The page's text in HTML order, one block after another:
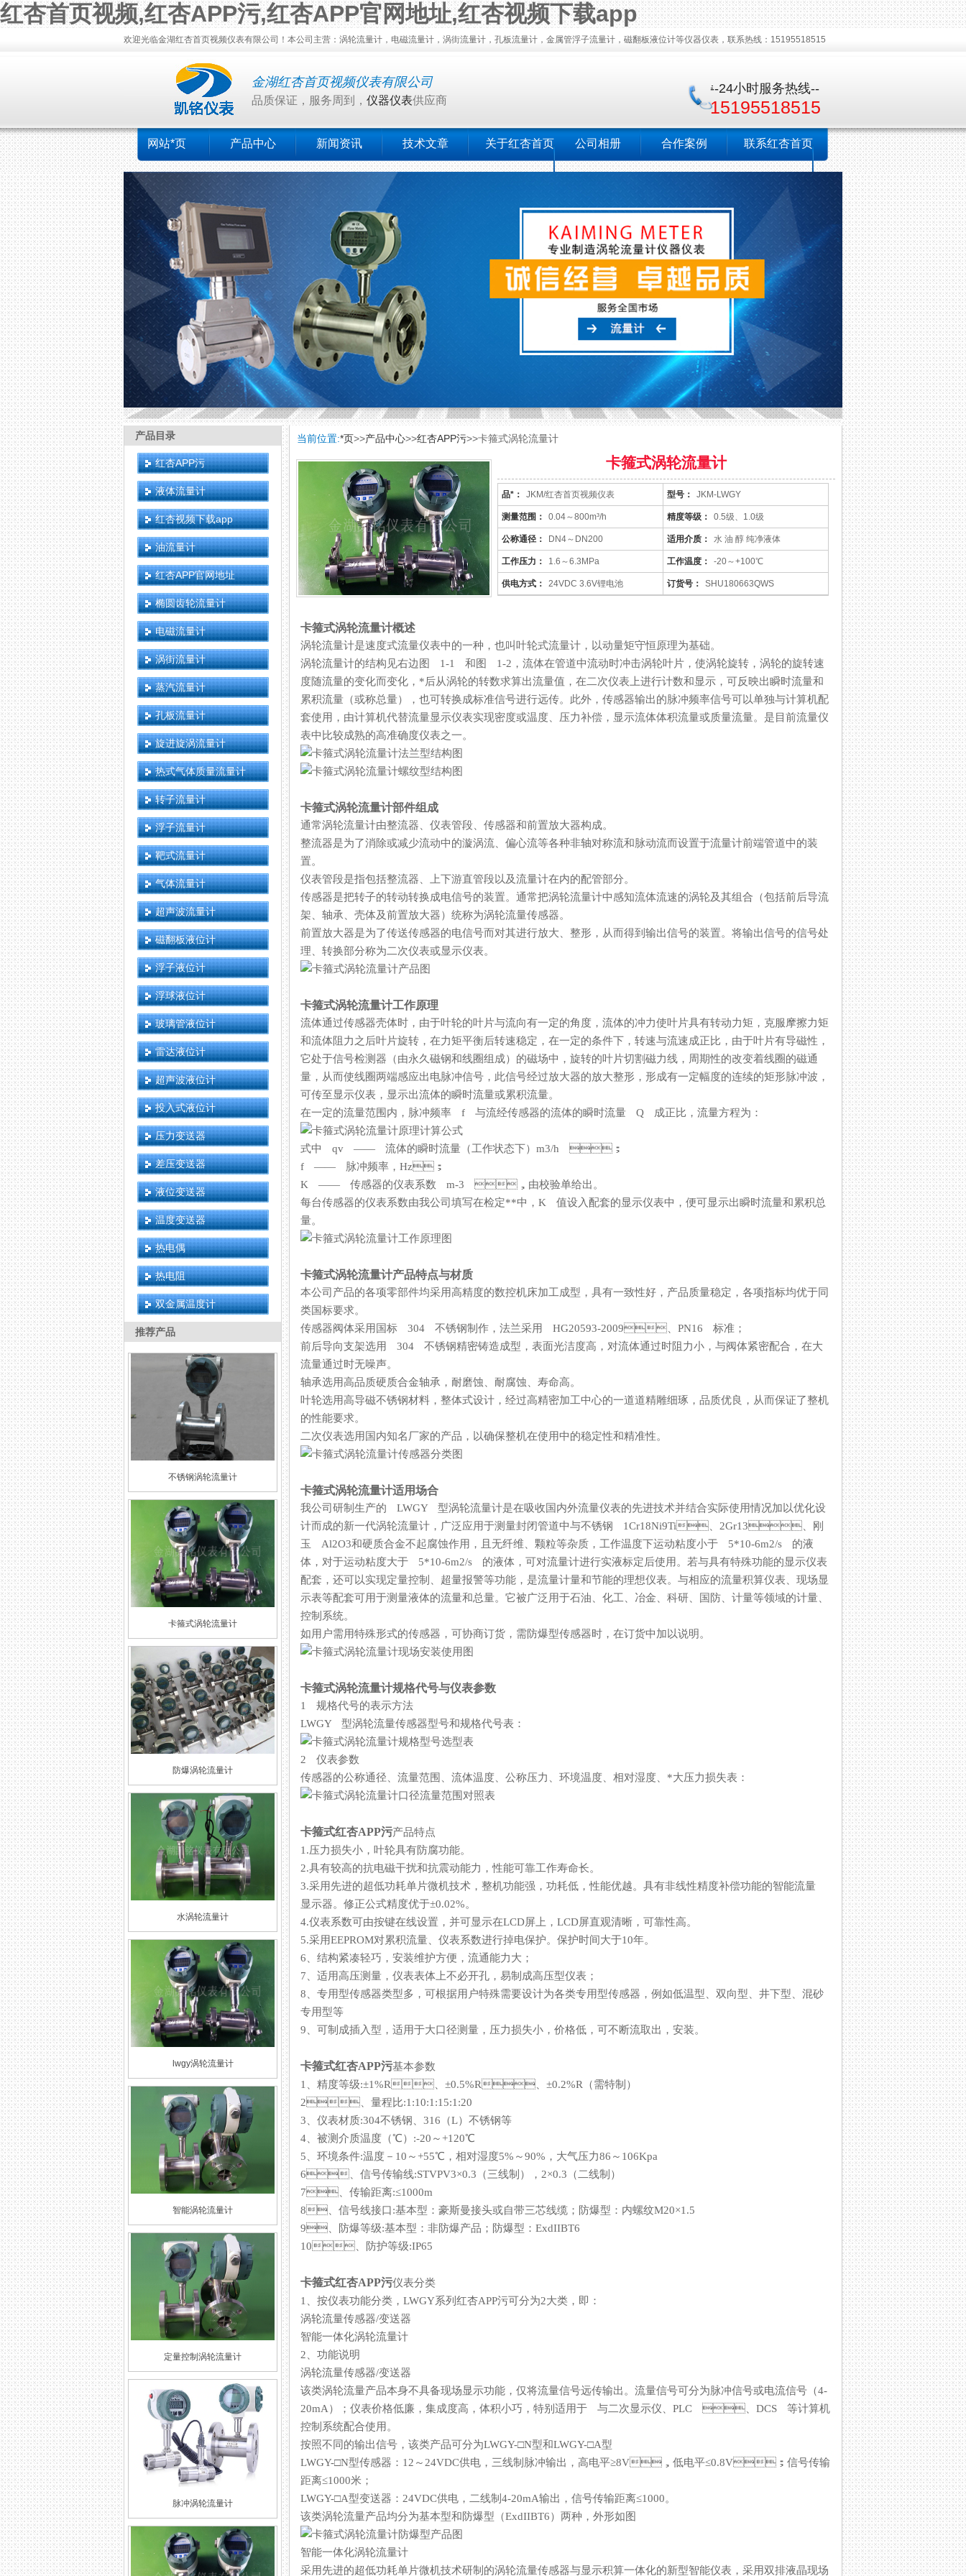
红杏首页视频,红杏APP污,红杏APP官网地址,红杏视频下载app
欢迎光临金湖红杏首页视频仪表有限公司！本公司主营：涡轮流量计，电磁流量计，涡街流量计，孔板流量计，金属管浮子流量计，磁翻板液位计等仪器仪表，联系热线：15195518515
金湖红杏首页视频仪表有限公司
品质保证，服务周到， 仪器仪表供应商
--24小时服务热线--
15195518515
网站*页 产品中心 新闻资讯 技术文章 关于红杏首页 公司相册 合作案例 联系红杏首页
产品目录
红杏APP污
液体流量计
红杏视频下载app
油流量计
红杏APP官网地址
椭圆齿轮流量计
电磁流量计
涡街流量计
蒸汽流量计
孔板流量计
旋进旋涡流量计
热式气体质量流量计
转子流量计
浮子流量计
靶式流量计
气体流量计
超声波流量计
磁翻板液位计
浮子液位计
浮球液位计
玻璃管液位计
雷达液位计
超声波液位计
投入式液位计
压力变送器
差压变送器
液位变送器
温度变送器
热电偶
热电阻
双金属温度计
推荐产品
不锈钢涡轮流量计
卡箍式涡轮流量计
防爆涡轮流量计
水涡轮流量计
lwgy涡轮流量计
智能涡轮流量计
定量控制涡轮流量计
脉冲涡轮流量计
当前位置:*页>>产品中心>>红杏APP污>>卡箍式涡轮流量计
卡箍式涡轮流量计
品*： JKM/红杏首页视频仪表 型号： JKM-LWGY
测量范围： 0.04～800m³/h 精度等级： 0.5级、1.0级
公称通径： DN4～DN200 适用介质： 水 油 醇 纯净液体
工作压力： 1.6～6.3MPa 工作温度： -20～+100℃
供电方式： 24VDC 3.6V锂电池 订货号： SHU180663QWS
卡箍式涡轮流量计概述
涡轮流量计是速度式流量仪表中的一种，也叫叶轮式流量计，以动量矩守恒原理为基础。
涡轮流量计的结构见右边图 1-1 和图 1-2，流体在管道中流动时冲击涡轮叶片，使涡轮旋转，涡轮的旋转速
度随流量的变化而变化，*后从涡轮的转数求算出流量值，在二次仪表上进行计数和显示，可反映出瞬时流量和
累积流量（或称总量），也可转换成标准信号进行远传。此外，传感器输出的脉冲频率信号可以单独与计算机配
套使用，由计算机代替流量显示仪表实现密度或温度、压力补偿，显示流体体积流量或质量流量。是目前流量仪
表中比较成熟的高准确度仪表之一。
卡箍式涡轮流量计部件组成
通常涡轮流量计由整流器、仪表管段、传感器和前置放大器构成。
整流器是为了消除或减少流动中的漩涡流、偏心流等各种非轴对称流和脉动流而设置于流量计前端管道中的装
置。
仪表管段是指包括整流器、上下游直管段以及流量计在内的配管部分。
传感器是把转子的转动转换成电信号的装置。通常把涡轮流量计中感知流体流速的涡轮及其组合（包括前后导流
架、轴承、壳体及前置放大器）统称为涡轮流量传感器。
前置放大器是为了传送传感器的电信号而对其进行放大、整形，从而得到输出信号的装置。将输出信号的信号处
理、转换部分称为二次仪表或显示仪表。
卡箍式涡轮流量计工作原理
流体通过传感器壳体时，由于叶轮的叶片与流向有一定的角度，流体的冲力使叶片具有转动力矩，克服摩擦力矩
和流体阻力之后叶片旋转，在力矩平衡后转速稳定，在一定的条件下，转速与流速成正比，由于叶片有导磁性，
它处于信号检测器（由永久磁钢和线圈组成）的磁场中，旋转的叶片切割磁力线，周期性的改变着线圈的磁通
量，从而使线圈两端感应出电脉冲信号，此信号经过放大器的放大整形，形成有一定幅度的连续的矩形脉冲波，
可传至显示仪表，显示出流体的瞬时流量或累积流量。
在一定的流量范围内，脉冲频率 f 与流经传感器的流体的瞬时流量 Q 成正比，流量方程为：
式中 qv —— 流体的瞬时流量（工作状态下）m3/h ；
f —— 脉冲频率，Hz；
K —— 传感器的仪表系数 m-3 ，由校验单给出。
每台传感器的仪表系数由我公司填写在检定**中，K 值设入配套的显示仪表中，便可显示出瞬时流量和累积总
量。
卡箍式涡轮流量计产品特点与材质
本公司产品的各项零部件均采用高精度的数控机床加工成型，具有一致性好，产品质量稳定，各项指标均优于同
类国标要求。
传感器阀体采用国标 304 不锈钢制作，法兰采用 HG20593-2009、PN16 标准；
前后导向支架选用 304 不锈钢精密铸造成型，表面光洁度高，对流体通过时阻力小，与阀体紧密配合，在大
流量通过时无噪声。
轴承选用高品质硬质合金轴承，耐磨蚀、耐腐蚀、寿命高。
叶轮选用高导磁不锈钢材料，整体式设计，经过高精密加工中心的一道道精雕细琢，品质优良，从而保证了整机
的性能要求。
二次仪表选用国内知名厂家的产品，以确保整机在使用中的稳定性和精准性。
卡箍式涡轮流量计适用场合
我公司研制生产的 LWGY 型涡轮流量计是在吸收国内外流量仪表的先进技术并结合实际使用情况加以优化设
计而成的新一代涡轮流量计，广泛应用于测量封闭管道中与不锈钢 1Cr18Ni9Ti、2Gr13、刚
玉 Al2O3和硬质合金不起腐蚀作用，且无纤维、颗粒等杂质，工作温度下运动粘度小于 5*10-6m2/s 的液
体，对于运动粘度大于 5*10-6m2/s 的液体，可对流量计进行实液标定后使用。若与具有特殊功能的显示仪表
配套，还可以实现定量控制、超量报警等功能，是流量计量和节能的理想仪表。与相应的流量积算仪表、现场显
示表等配套可用于测量液体的流量和总量。它被广泛用于石油、化工、冶金、科研、国防、计量等领域的计量、
控制系统。
如用户需用特殊形式的传感器，可协商订货，需防爆型传感器时，在订货中加以说明。
卡箍式涡轮流量计规格代号与仪表参数
1 规格代号的表示方法
LWGY 型涡轮流量传感器型号和规格代号表：
2 仪表参数
传感器的公称通径、流量范围、流体温度、公称压力、环境温度、相对湿度、*大压力损失表：
卡箍式红杏APP污产品特点
1.压力损失小，叶轮具有防腐功能。
2.具有较高的抗电磁干扰和抗震动能力，性能可靠工作寿命长。
3.采用先进的超低功耗单片微机技术，整机功能强，功耗低，性能优越。具有非线性精度补偿功能的智能流量
显示器。修正公式精度优于±0.02%。
4.仪表系数可由按键在线设置，并可显示在LCD屏上，LCD屏直观清晰，可靠性高。
5.采用EEPROM对累积流量、仪表系数进行掉电保护。保护时间大于10年。
6、结构紧凑轻巧，安装维护方便，流通能力大；
7、适用高压测量，仪表表体上不必开孔，易制成高压型仪表；
8、专用型传感器类型多，可根据用户特殊需要设计为各类专用型传感器，例如低温型、双向型、井下型、混砂
专用型等
9、可制成插入型，适用于大口径测量，压力损失小，价格低，可不断流取出，安装。
卡箍式红杏APP污基本参数
1、精度等级:±1%R、±0.5%R、±0.2%R（需特制）
2、量程比:1:10:1:15:1:20
3、仪表材质:304不锈钢、316（L）不锈钢等
4、被测介质温度（℃）:-20～+120℃
5、环境条件:温度－10～+55℃，相对湿度5%～90%，大气压力86～106Kpa
6、信号传输线:STVPV3×0.3（三线制），2×0.3（二线制）
7、传输距离:≤1000m
8、信号线接口:基本型：豪斯曼接头或自带三芯线缆；防爆型：内螺纹M20×1.5
9、防爆等级:基本型：非防爆产品；防爆型：ExdIIBT6
10、防护等级:IP65
卡箍式红杏APP污仪表分类
1、按仪表功能分类，LWGY系列红杏APP污可分为2大类，即：
涡轮流量传感器/变送器
智能一体化涡轮流量计
2、功能说明
涡轮流量传感器/变送器
该类涡轮流量产品本身不具备现场显示功能，仅将流量信号远传输出。流量信号可分为脉冲信号或电流信号（4-
20mA）；仪表价格低廉，集成度高，体积小巧，特别适用于 与二次显示仪、PLC 、DCS 等计算机
控制系统配合使用。
按照不同的输出信号，该类产品可分为LWGY-□N型和LWGY-□A型
LWGY-□N型传感器：12～24VDC供电，三线制脉冲输出，高电平≥8V，低电平≤0.8V；信号传输
距离≤1000米；
LWGY-□A型变送器：24VDC供电，二线制4-20mA输出，信号传输距离≤1000。
该类涡轮流量产品均分为基本型和防爆型（ExdIIBT6）两种，外形如图
智能一体化涡轮流量计
采用先进的超低功耗单片微机技术研制的涡轮流量传感器与显示积算一体化的新型智能仪表，采用双排液晶现场